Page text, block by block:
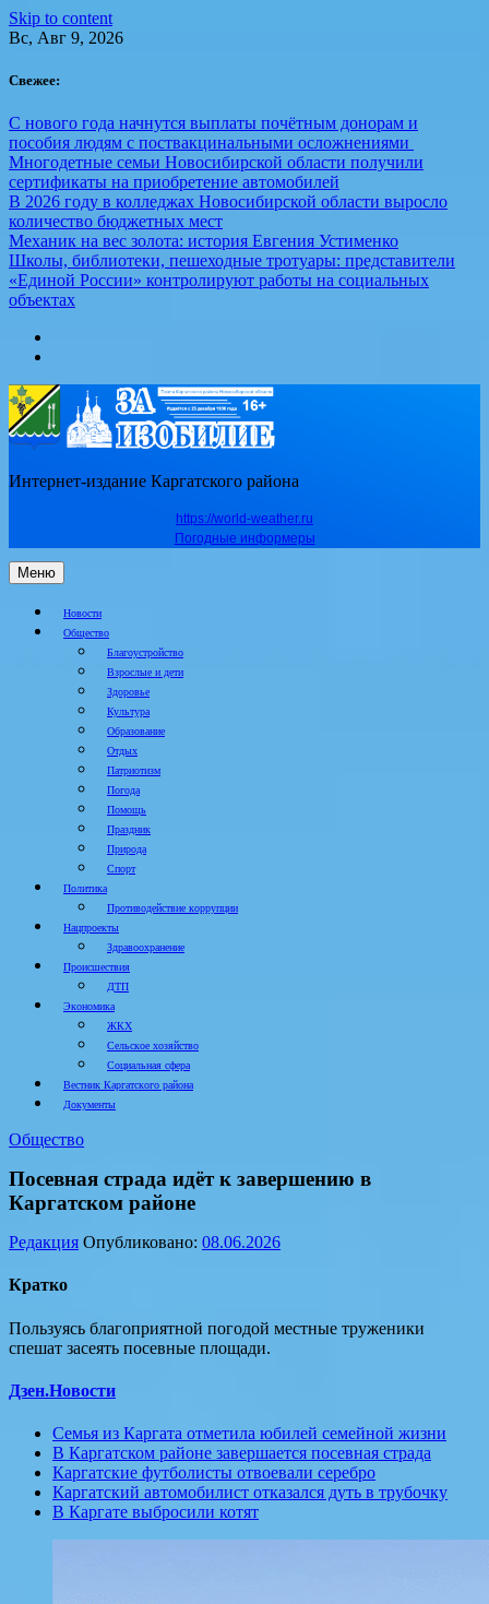
Skip to content
Вс, Авг 9, 2026
Свежее:
С нового года начнутся выплаты почётным донорам и
пособия людям с поствакцинальными осложнениями
Многодетные семьи Новосибирской области получили
сертификаты на приобретение автомобилей
В 2026 году в колледжах Новосибирской области выросло
количество бюджетных мест
Механик на вес золота: история Евгения Устименко
Школы, библиотеки, пешеходные тротуары: представители
«Единой России» контролируют работы на социальных
объектах
Интернет-издание Каргатского района
https://world-weather.ru
Погодные информеры
Меню
Новости
Общество
Благоустройство
Взрослые и дети
Здоровье
Культура
Образование
Отдых
Патриотизм
Погода
Помощь
Праздник
Природа
Спорт
Политика
Противодействие коррупции
Нацпроекты
Здравоохранение
Происшествия
ДТП
Экономика
ЖКХ
Сельское хозяйство
Социальная сфера
Вестник Каргатского района
Документы
Общество
Посевная страда идёт к завершению в
Каргатском районе
Редакция Опубликовано: 08.06.2026
Кратко
Пользуясь благоприятной погодой местные труженики
спешат засеять посевные площади.
Дзен.Новости
Семья из Каргата отметила юбилей семейной жизни
В Каргатском районе завершается посевная страда
Каргатские футболисты отвоевали серебро
Каргатский автомобилист отказался дуть в трубочку
В Каргате выбросили котят